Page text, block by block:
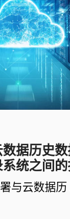
据历史
统之间
与云数据历